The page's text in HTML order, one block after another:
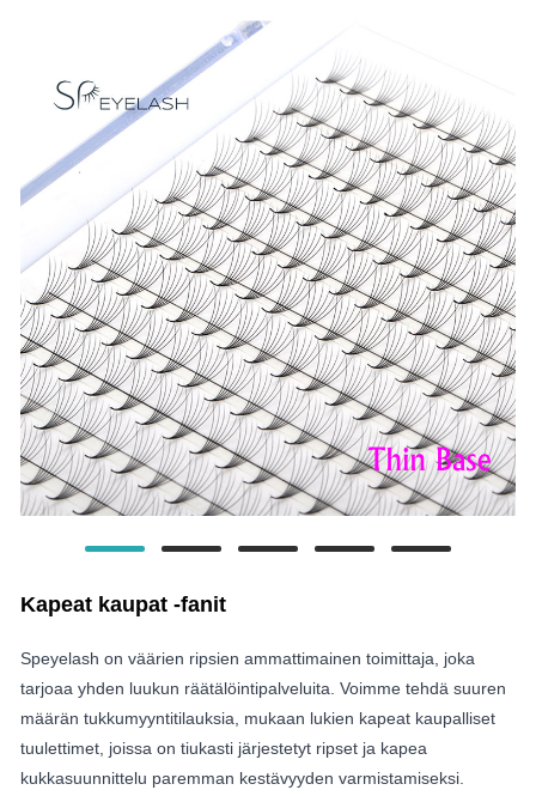
Kapeat kaupat -fanit
Speyelash on väärien ripsien ammattimainen toimittaja, joka
tarjoaa yhden luukun räätälöintipalveluita. Voimme tehdä suuren
määrän tukkumyyntitilauksia, mukaan lukien kapeat kaupalliset
tuulettimet, joissa on tiukasti järjestetyt ripset ja kapea
kukkasuunnittelu paremman kestävyyden varmistamiseksi.